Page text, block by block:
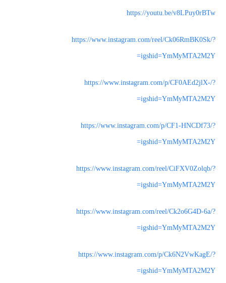
https://youtu.be/v8LPuy0rBTw
https://www.instagram.com/reel/Ck06RmBK0Sk/?
igshid=YmMyMTA2M2Y=
https://www.instagram.com/p/CF0AEd2jlX-/?
igshid=YmMyMTA2M2Y=
https://www.instagram.com/p/CF1-HNCDf73/?
igshid=YmMyMTA2M2Y=
https://www.instagram.com/reel/CiFXV0Zolqb/?
igshid=YmMyMTA2M2Y=
https://www.instagram.com/reel/Ck2o6G4D-6a/?
igshid=YmMyMTA2M2Y=
https://www.instagram.com/p/Ck6N2VwKagE/?
igshid=YmMyMTA2M2Y=